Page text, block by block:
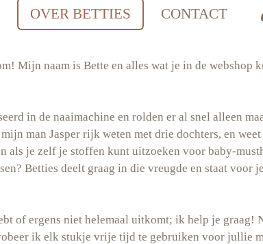
OVER BETTIES CONTACT
Mijn naam is Bette en alles wat je in de webshop
in de naaimachine en rolden er al snel alleen
man Jasper rijk weten met drie dochters, en
als je zelf je stoffen kunt uitzoeken voor baby-
Betties deelt graag in die vreugde en staat voor
of ergens niet helemaal uitkomt; ik help je graag!
ik elk stukje vrije tijd te gebruiken voor jullie